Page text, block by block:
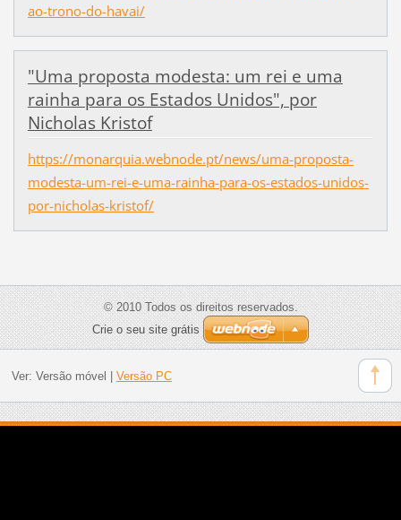
ao-trono-do-havai/
"Uma proposta modesta: um rei e uma
rainha para os Estados Unidos", por
Nicholas Kristof
https://monarquia.webnode.pt/news/uma-proposta-
modesta-um-rei-e-uma-rainha-para-os-estados-unidos-
por-nicholas-kristof/
© 2010 Todos os direitos reservados.
Crie o seu site grátis
Ver: Versão móvel Versão PC